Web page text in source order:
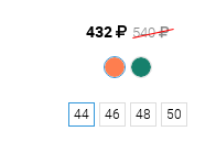
432 540
44 46 48 50